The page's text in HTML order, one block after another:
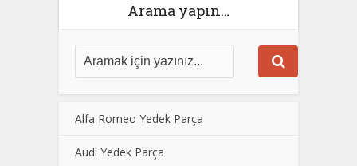
Arama yapın…
Alfa Romeo Yedek Parça
Audi Yedek Parça